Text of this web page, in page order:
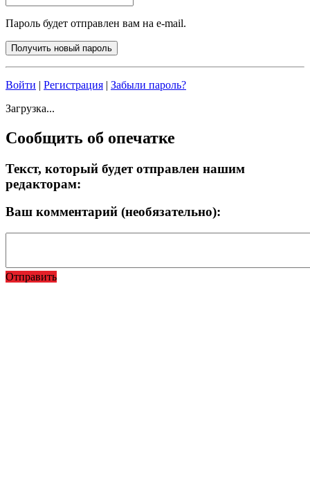
Пароль будет отправлен вам на e-mail.
Войти | Регистрация | Забыли пароль?
Загрузка...
Сообщить об опечатке
Текст, который будет отправлен нашим
редакторам:
Ваш комментарий (необязательно):
Отправить